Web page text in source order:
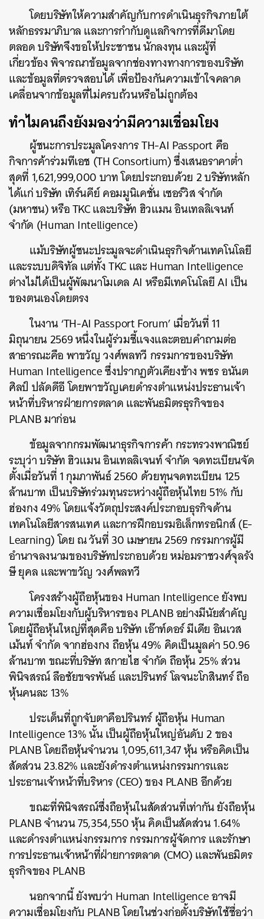
โดยบริษัทให้ความสำคัญกับการดำเนินธุรกิจภายใต้
หลักธรรมาภิบาล และการกำกับดูแลกิจการที่ดีมาโดย
ตลอด บริษัทจึงขอให้ประชาชน นักลงทุน และผู้ที่
เกี่ยวข้อง พิจารณาข้อมูลจากช่องทางทางการของบริษัท
และข้อมูลที่ตรวจสอบได้ เพื่อป้องกันความเข้าใจคลาด
เคลื่อนจากข้อมูลที่ไม่ครบถ้วนหรือไม่ถูกต้อง
ทำไมคนถึงยังมองว่ามีความเชื่อมโยง
ผู้ชนะการประมูลโครงการ TH-AI Passport คือ
กิจการค้าร่วมทีเอช (TH Consortium) ซึ่งเสนอราคาต่ำ
สุดที่ 1,621,999,000 บาท โดยประกอบด้วย 2 บริษัทหลัก
ได้แก่ บริษัท เทิร์นคีย์ คอมมูนิเคชั่น เซอร์วิส จำกัด
(มหาชน) หรือ TKC และบริษัท ฮิวแมน อินเทลลิเจนท์
จำกัด (Human Intelligence)
แม้บริษัทผู้ชนะประมูลจะดำเนินธุรกิจด้านเทคโนโลยี
และระบบดิจิทัล แต่ทั้ง TKC และ Human Intelligence
ต่างไม่ได้เป็นผู้พัฒนาโมเดล AI หรือมีเทคโนโลยี AI เป็น
ของตนเองโดยตรง
ในงาน ‘TH-AI Passport Forum’ เมื่อวันที่ 11
มิถุนายน 2569 หนึ่งในผู้ร่วมชี้แจงและตอบคำถามต่อ
สาธารณะคือ พาขวัญ วงศ์พลทวี กรรมการของบริษัท
Human Intelligence ซึ่งปรากฏตัวเคียงข้าง พชร อนันต
ศิลป์ ปลัดดีอี โดยพาขวัญเคยดำรงตำแหน่งประธานเจ้า
หน้าที่บริหารฝ่ายการตลาด และพันธมิตรธุรกิจของ
PLANB มาก่อน
ข้อมูลจากกรมพัฒนาธุรกิจการค้า กระทรวงพาณิชย์
ระบุว่า บริษัท ฮิวแมน อินเทลลิเจนท์ จำกัด จดทะเบียนจัด
ตั้งเมื่อวันที่ 1 กุมภาพันธ์ 2560 ด้วยทุนจดทะเบียน 125
ล้านบาท เป็นบริษัทร่วมทุนระหว่างผู้ถือหุ้นไทย 51% กับ
ฮ่องกง 49% โดยแจ้งวัตถุประสงค์ประกอบธุรกิจด้าน
เทคโนโลยีสารสนเทศ และการฝึกอบรมอิเล็กทรอนิกส์ (E-
Learning) โดย ณ วันที่ 30 เมษายน 2569 กรรมการผู้มี
อำนาจลงนามของบริษัทประกอบด้วย หม่อมราชวงศ์จุลรัง
ษี ยุคล และพาขวัญ วงศ์พลทวี
โครงสร้างผู้ถือหุ้นของ Human Intelligence ยังพบ
ความเชื่อมโยงกับผู้บริหารของ PLANB อย่างมีนัยสำคัญ
โดยผู้ถือหุ้นใหญ่ที่สุดคือ บริษัท เอ๊าท์ดอร์ มีเดีย อินเวส
เม้นท์ จำกัด จากฮ่องกง ถือหุ้น 49% คิดเป็นมูลค่า 50.96
ล้านบาท ขณะที่บริษัท สกายไฮ จำกัด ถือหุ้น 25% ส่วน
พินิจสรณ์ ลือชัยขจรพันธ์ และปรินทร์ โลจนะโกสินทร์ ถือ
หุ้นคนละ 13%
ประเด็นที่ถูกจับตาคือปรินทร์ ผู้ถือหุ้น Human
Intelligence 13% นั้น เป็นผู้ถือหุ้นใหญ่อันดับ 2 ของ
PLANB โดยถือหุ้นจำนวน 1,095,611,347 หุ้น หรือคิดเป็น
สัดส่วน 23.82% และยังดำรงตำแหน่งกรรมการและ
ประธานเจ้าหน้าที่บริหาร (CEO) ของ PLANB อีกด้วย
ขณะที่พินิจสรณ์ซึ่งถือหุ้นในสัดส่วนที่เท่ากัน ยังถือหุ้น
PLANB จำนวน 75,354,550 หุ้น คิดเป็นสัดส่วน 1.64%
และดำรงตำแหน่งกรรมการ กรรมการผู้จัดการ และรักษา
การประธานเจ้าหน้าที่ฝ่ายการตลาด (CMO) และพันธมิตร
ธุรกิจของ PLANB
นอกจากนี้ ยังพบว่า Human Intelligence อาจมี
ความเชื่อมโยงกับ PLANB โดยในช่วงก่อตั้งบริษัทใช้ชื่อว่า